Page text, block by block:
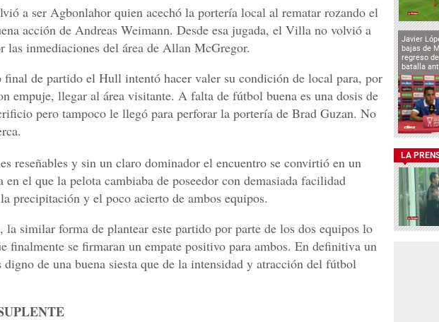
a ser Agbonlahor quien acechó la portería local al rematar rozando el
acción de Andreas Weimann. Desde esa jugada, el Villa no volvió a
las inmediaciones del área de Allan McGregor.
final de partido el Hull intentó hacer valer su condición de local para, por
empuje, llegar al área visitante. A falta de fútbol buena es una dosis de
pero tampoco le llegó para perforar la portería de Brad Guzan. No
reseñables y sin un claro dominador el encuentro se convirtió en un
en el que la pelota cambiaba de poseedor con demasiada facilidad
precipitación y el poco acierto de ambos equipos.
la similar forma de plantear este partido por parte de los dos equipos lo
finalmente se firmaran un empate positivo para ambos. En definitiva un
digno de una buena siesta que de la intensidad y atracción del fútbol
Javier
bajas de
regreso
batalla
LA